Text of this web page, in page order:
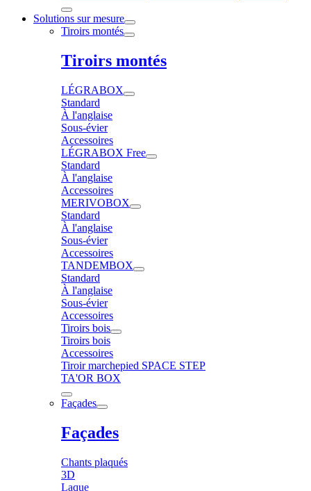
Solutions sur mesure
Tiroirs montés
Tiroirs montés
LÉGRABOX
Standard
À l'anglaise
Sous-évier
Accessoires
LÉGRABOX Free
Standard
À l'anglaise
Accessoires
MERIVOBOX
Standard
À l'anglaise
Sous-évier
Accessoires
TANDEMBOX
Standard
À l'anglaise
Sous-évier
Accessoires
Tiroirs bois
Tiroirs bois
Accessoires
Tiroir marchepied SPACE STEP
TA'OR BOX
Façades
Façades
Chants plaqués
3D
Laque